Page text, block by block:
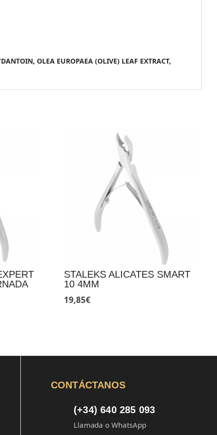
OLEA EUROPAEA (OLIVE) LEAF EXTRACT,
STALEKS ALICATES SMART
10 4MM
19,85€
CONTÁCTANOS
(+34) 640 285 093
Llamada o WhatsApp